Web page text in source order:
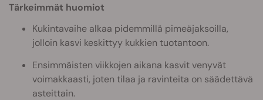
Tärkeimmät huomiot
Kukintavaihe alkaa pidemmillä pimeäjaksoilla,
jolloin kasvi keskittyy kukkien tuotantoon.
Ensimmäisten viikkojen aikana kasvit venyvät
voimakkaasti, joten tilaa ja ravinteita on säädettävä
asteittain.